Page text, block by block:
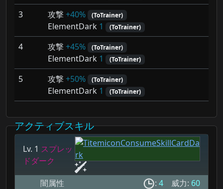
3 攻撃+40% (ToTrainer)
ElementDark 1 (ToTrainer)
4 攻撃+45% (ToTrainer)
ElementDark 1 (ToTrainer)
5 攻撃+50% (ToTrainer)
ElementDark 1 (ToTrainer)
アクティブスキル
Lv. 1 スプレッ
ドダーク
闇属性 : 4 威力: 60